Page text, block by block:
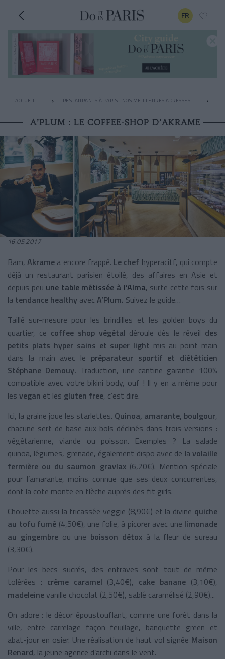
FR
ACCUEIL RESTAURANTS À PARIS : NOS MEILLEURES ADRESSES
A’PLUM : LE COFFEE-SHOP D’AKRAME
16.05.2017
Bam,Akrame a encore frappé. Le chef hyperacitf, qui compte
déjà un restaurant parisien étoilé, des affaires en Asie et
depuis peu une table métissée à l’Alma, surfe cette fois sur
la tendance healthy avec A’Plum. Suivez le guide…
Taillé sur-mesure pour les brindilles et les golden boys du
quartier, ce coffee shop végétal déroule dès le réveil des
petits plats hyper sains et super light mis au point main
dans la main avec le préparateur sportif et diététicien
Stéphane Demouy. Traduction, une cantine garantie 100%
compatible avec votre bikini body, ouf ! Il y en a même pour
les vegan et les gluten free, c’est dire.
Ici, la graine joue les starlettes. Quinoa, amarante, boulgour,
chacune sert de base aux bols déclinés dans trois versions :
végétarienne, viande ou poisson. Exemples ? La salade
quinoa, légumes, grenade, également dispo avec de lavolaille
fermière ou du saumon gravlax(6,20€). Mention spéciale
pour l’amarante, moins connue que ses deux concurrentes,
dont la cote monte en flèche auprès des fit girls.
Chouette aussi la fricassée veggie (8,90€) et la divine quiche
au tofu fumé (4,50€), une folie, à picorer avec une limonade
au gingembre ou une boisson détox à la fleur de sureau
(3,30€).
Pour les becs sucrés, des entraves sont tout de même
tolérées : crème caramel (3,40€), cake banane (3,10€),
madeleinevanille chocolat (2,50€), sablé caramélisé (2,90€)...
On adore : le décor époustouflant, comme une forêt dans la
ville, entre carrelage façon feuillage, banquette green et
abat-jour en osier. Une réalisation de haut vol signée Maison
Renard, la jeune agence d’archi dans le vent.